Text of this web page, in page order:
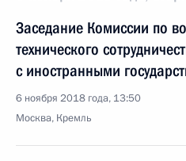
Заседание Комиссии по
технического
с иностранными
6 ноября 2018 года, 13:50
Москва, Кремль